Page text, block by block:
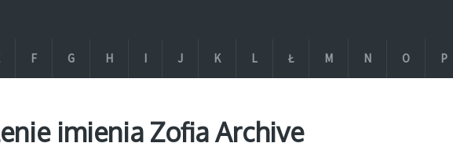
F G H I J K L Ł M N O P
imienia Zofia Archive